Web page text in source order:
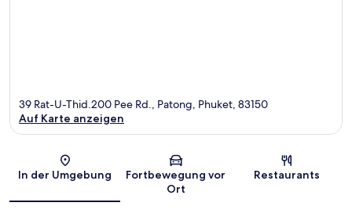
Karte
39 Rat-U-Thid.200 Pee Rd., Patong, Phuket, 83150
Auf Karte anzeigen
In der Umgebung
Fortbewegung vor
Ort
Restaurants